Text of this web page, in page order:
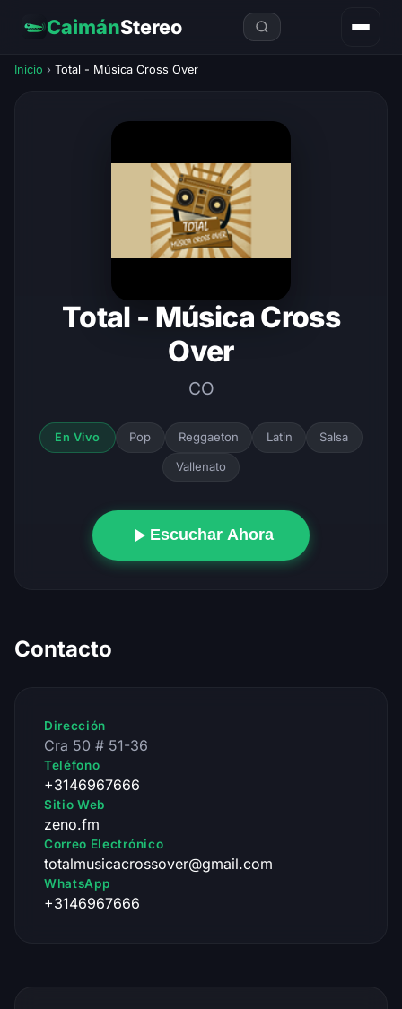
CaimánStereo
Inicio › Total - Música Cross Over
Total - Música Cross
Over
CO
En Vivo Pop Reggaeton Latin Salsa
Vallenato
Escuchar Ahora
Contacto
Dirección
Cra 50 # 51-36
Teléfono
+3146967666
Sitio Web
zeno.fm
Correo Electrónico
totalmusicacrossover@gmail.com
WhatsApp
+3146967666